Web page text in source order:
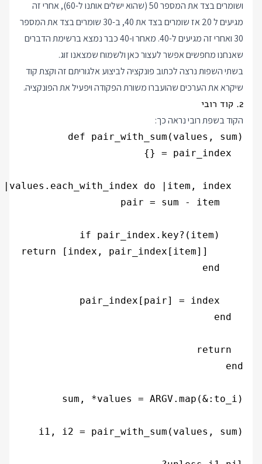
ושומרים בצד את המספר 50 (שהוא ישלים אותנו ל-60), אחרי זה
מגיעים ל 20 אז שומרים בצד את 40, ב-30 שומרים בצד את המספר
30 ואחרי זה מגיעים ל-40. מאחר ו-40 כבר נמצא ברשימת הדברים
שאנחנו מחפשים אפשר לעצור כאן ולשמוח שמצאנו זוג.
בשתי השפות נרצה לכתוב פונקציה לביצוע אלגוריתם זה וקצת קוד
שיקרא את הערכים שהועברו משורת הפקודה ויפעיל את הפונקציה.
2. קוד רובי
הקוד בשפת רובי נראה כך: